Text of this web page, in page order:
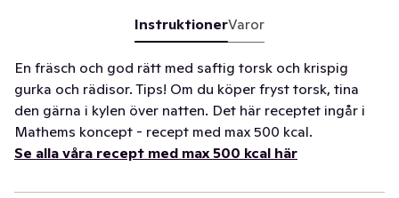
InstruktionerVaror
En fräsch och god rätt med saftig torsk och krispig
gurka och rädisor. Tips! Om du köper fryst torsk, tina
den gärna i kylen över natten. Det här receptet ingår i
Mathems koncept - recept med max 500 kcal.
Se alla våra recept med max 500 kcal här